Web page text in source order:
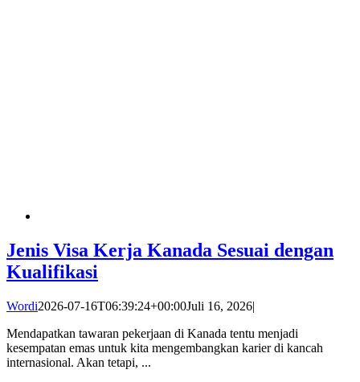
Jenis Visa Kerja Kanada Sesuai dengan
Kualifikasi
Wordi2026-07-16T06:39:24+00:00Juli 16, 2026|
Mendapatkan tawaran pekerjaan di Kanada tentu menjadi
kesempatan emas untuk kita mengembangkan karier di kancah
internasional. Akan tetapi, ...